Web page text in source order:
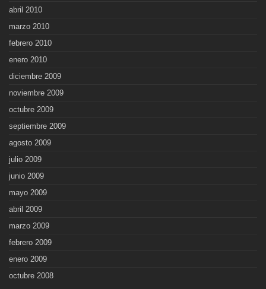
abril 2010
marzo 2010
febrero 2010
enero 2010
diciembre 2009
noviembre 2009
octubre 2009
septiembre 2009
agosto 2009
julio 2009
junio 2009
mayo 2009
abril 2009
marzo 2009
febrero 2009
enero 2009
octubre 2008